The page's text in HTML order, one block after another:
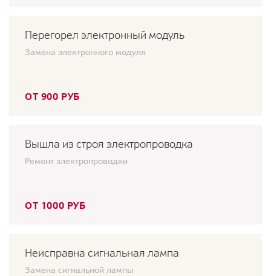
Перегорел электронный модуль
Замена электронного модуля
ОТ 900 РУБ
Вышла из строя электропроводка
Ремонт электропроводки
ОТ 1000 РУБ
Неисправна сигнальная лампа
Замена сигнальной лампы